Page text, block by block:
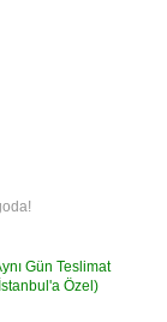
Gün Teslimat
Özel)